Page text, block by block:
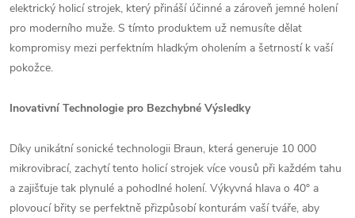
elektrický holicí strojek, který přináší účinné a zároveň jemné holení
pro moderního muže. S tímto produktem už nemusíte dělat
kompromisy mezi perfektním hladkým oholením a šetrností k vaší
pokožce.
Inovativní Technologie pro Bezchybné Výsledky
Díky unikátní sonické technologii Braun, která generuje 10 000
mikrovibrací, zachytí tento holicí strojek více vousů při každém tahu
a zajišťuje tak plynulé a pohodlné holení. Výkyvná hlava o 40° a
plovoucí břity se perfektně přizpůsobí konturám vaší tváře, aby